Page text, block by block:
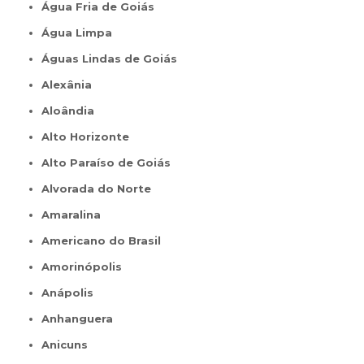
Água Fria de Goiás
Água Limpa
Águas Lindas de Goiás
Alexânia
Aloândia
Alto Horizonte
Alto Paraíso de Goiás
Alvorada do Norte
Amaralina
Americano do Brasil
Amorinópolis
Anápolis
Anhanguera
Anicuns